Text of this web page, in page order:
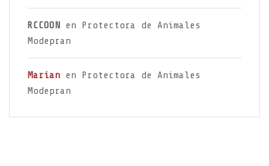
RCCOON en Protectora de Animales
Modepran
Marian en Protectora de Animales
Modepran